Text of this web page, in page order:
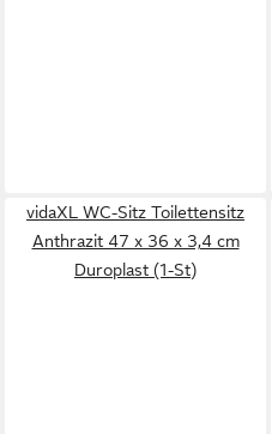
vidaXL WC-Sitz Toilettensitz
Anthrazit 47 x 36 x 3,4 cm
Duroplast (1-St)